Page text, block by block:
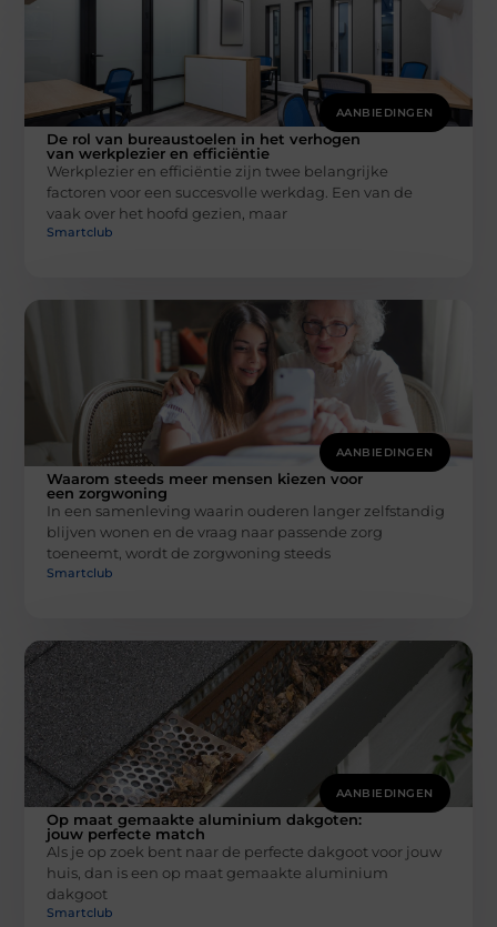
AANBIEDINGEN
De rol van bureaustoelen in het verhogen
van werkplezier en efficiëntie
Werkplezier en efficiëntie zijn twee belangrijke
factoren voor een succesvolle werkdag. Een van de
vaak over het hoofd gezien, maar
Smartclub
AANBIEDINGEN
Waarom steeds meer mensen kiezen voor
een zorgwoning
In een samenleving waarin ouderen langer zelfstandig
blijven wonen en de vraag naar passende zorg
toeneemt, wordt de zorgwoning steeds
Smartclub
AANBIEDINGEN
Op maat gemaakte aluminium dakgoten:
jouw perfecte match
Als je op zoek bent naar de perfecte dakgoot voor jouw
huis, dan is een op maat gemaakte aluminium
dakgoot
Smartclub